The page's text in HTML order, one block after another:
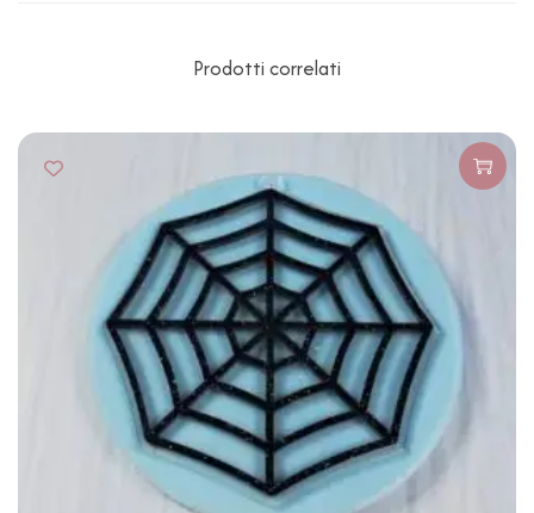
Prodotti correlati